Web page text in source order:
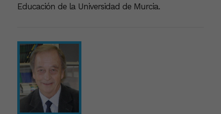
Educación de la Universidad de Murcia.